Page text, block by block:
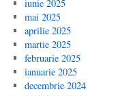
iunie 2025
mai 2025
aprilie 2025
martie 2025
februarie 2025
ianuarie 2025
decembrie 2024